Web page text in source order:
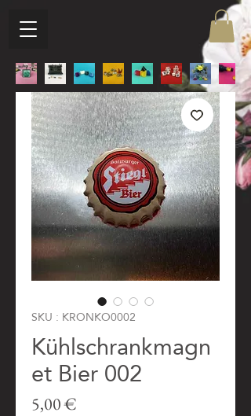
SKU : KRONKO0002
Kühlschrankmagn
et Bier 002
5,00 €